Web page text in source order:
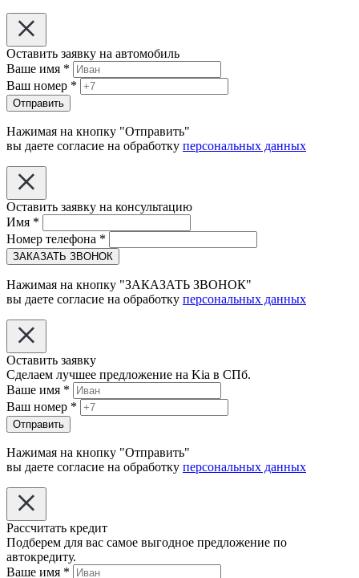
Оставить заявку на автомобиль
Ваше имя *
Ваш номер *
Отправить
Нажимая на кнопку "Отправить"
вы даете согласие на обработку персональных данных
Оставить заявку на консультацию
Имя *
Номер телефона *
ЗАКАЗАТЬ ЗВОНОК
Нажимая на кнопку "ЗАКАЗАТЬ ЗВОНОК"
вы даете согласие на обработку персональных данных
Оставить заявку
Сделаем лучшее предложение на Kia в СПб.
Ваше имя *
Ваш номер *
Отправить
Нажимая на кнопку "Отправить"
вы даете согласие на обработку персональных данных
Рассчитать кредит
Подберем для вас самое выгодное предложение по
автокредиту.
Ваше имя *